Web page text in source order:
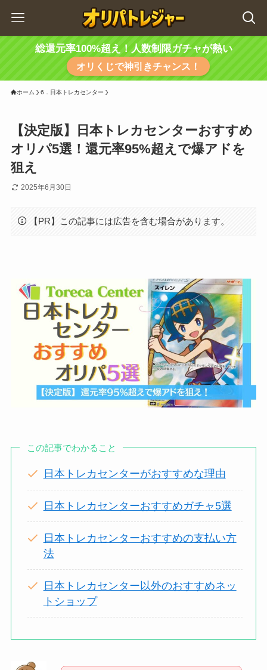
総還元率100%超え！人数制限ガチャが熱い
オリくじで神引きチャンス！
ホーム 6．日本トレカセンター
【決定版】日本トレカセンターおすすめ
オリパ5選！還元率95%超えで爆アドを
狙え
2025年6月30日
【PR】この記事には広告を含む場合があります。
この記事でわかること
日本トレカセンターがおすすめな理由
日本トレカセンターおすすめガチャ5選
日本トレカセンターおすすめの支払い方
法
日本トレカセンター以外のおすすめネッ
トショップ